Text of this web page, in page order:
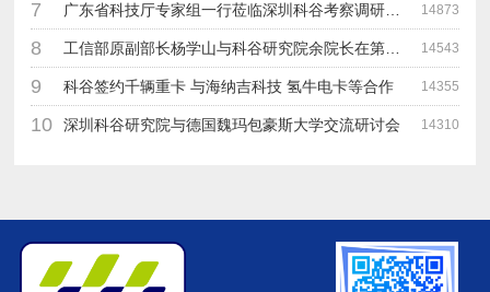
7 广东省科技厅专家组一行莅临深圳科谷考察调研“未来能源中心”项目 14873
8 工信部原副部长杨学山与科谷研究院余院长在第九届中电博览会交流 14543
9 科谷签约千辆重卡 与海纳吉科技 氢牛电卡等合作 14355
10 深圳科谷研究院与德国魏玛包豪斯大学交流研讨会 14310